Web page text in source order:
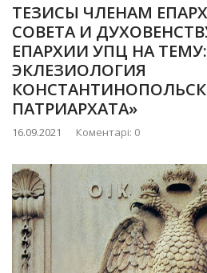
ТЕЗИСЫ ЧЛЕНАМ
СОВЕТА И
ЕПАРХИИ УПЦ НА
ЭКЛЕЗИОЛОГИЯ
ПАТРИАРХАТА»
16.09.2021 Коментарі: 0